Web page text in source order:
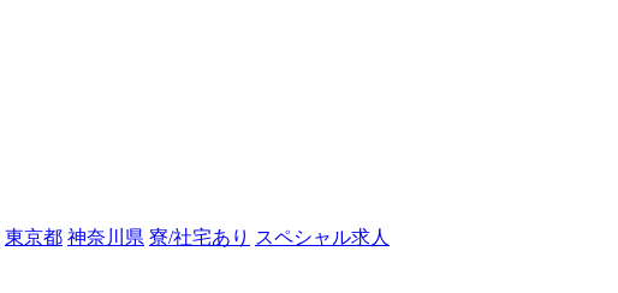
東京都 神奈川県 寮/社宅あり スペシャル求人